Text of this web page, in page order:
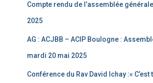
Compte rendu de l’assemblée
2025
AG : ACJBB – ACIP Boulogne :
mardi 20 mai 2025
Conférence du Rav David Ichay :«